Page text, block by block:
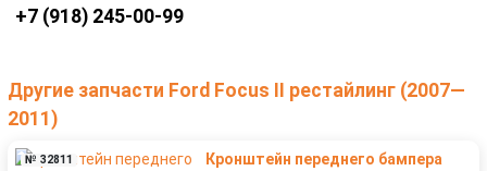
+7 (918) 245-00-99
Другие запчасти Ford Focus II рестайлинг (2007—
2011)
№ 32811
Кронштейн переднего бампера